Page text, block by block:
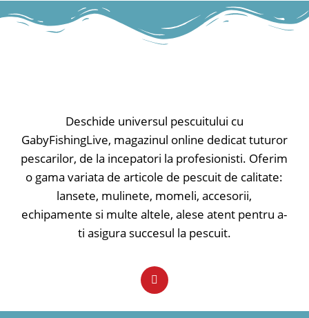
pana la 1.5 metri adâncime prin
recuperări lente sau rapide. Va
funcționa oriunde, în orice moment.
pana la 1.5 metri adâncime prin
recuperări lente sau rapide. Va
funcționa oriunde, în orice moment.
sinking;
Deschide universul pescuitului cu
GabyFishingLive, magazinul online dedicat tuturor
pescarilor, de la incepatori la profesionisti. Oferim
o gama variata de articole de pescuit de calitate:
lansete, mulinete, momeli, accesorii,
echipamente si multe altele, alese atent pentru a-
ti asigura succesul la pescuit.